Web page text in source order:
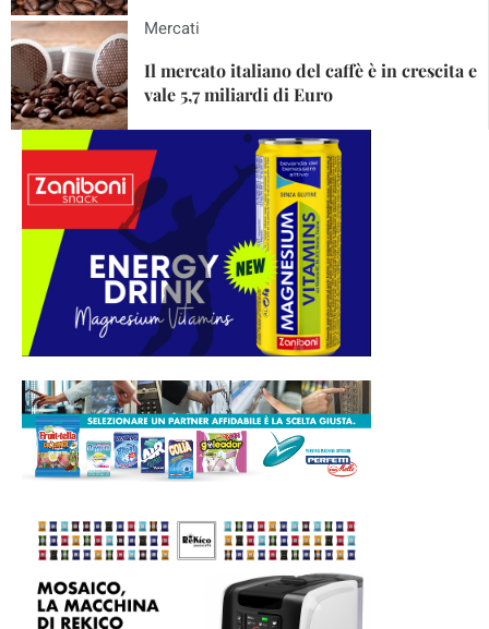
Mercati
Il mercato italiano del caffè è in crescita e
vale 5,7 miliardi di Euro